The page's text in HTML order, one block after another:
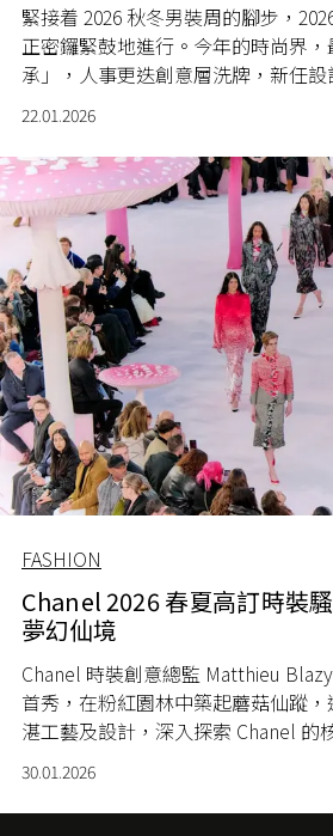
緊接着 2026 秋冬男裝周的腳步，
正密鑼緊鼓地進行。今年的時尚界
承」，人事更迭創意層洗牌，新任
們如何在不失品牌精髓的前提下，找
此同時，兩位傳奇巨擘 Giorgio
Garavani 在近期相繼離世，這兩位
與「權力西裝之王」成為整個文化
的美學遺產，團隊又會用那一種方
秀開始之前，就讓《L'OFFICIEL
過的重點，一次掌握所有關鍵訊息。
22.01.2026
FASHION
Chanel 2026 春夏高訂時裝
夢幻仙境
Chanel 時裝創意總監 Matthieu
首秀，在粉紅園林中築起蘑菇仙蹤
湛工藝及設計，深入探索 Chanel 的
30.01.2026